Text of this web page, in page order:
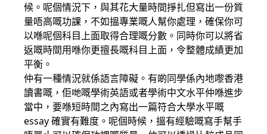
候。呢個情況下，與其花大量時間掙扎但寫出一份質
量唔高嘅功課，不如搵專業嘅人幫你處理，確保你可
以喺呢個科目上面取得合理嘅分數。同時你可以將省
返嘅時間用喺你更擅長嘅科目上面，令整體成績更加
平衡。
仲有一種情況就係語言障礙。有啲同學係內地嚟香港
讀書嘅，佢哋嘅學術英語或者學術中文水平仲喺進步
當中，要喺短時間之內寫出一篇符合大學水平嘅
essay 確實有難度。呢個時候，搵有經驗嘅寫手幫手